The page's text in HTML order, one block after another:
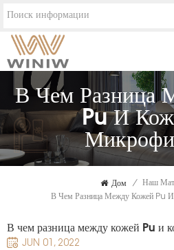
В Чем Разница
Pu И
Дом / Наш
В чем разница между кожей Pu и
JUN 01, 2022